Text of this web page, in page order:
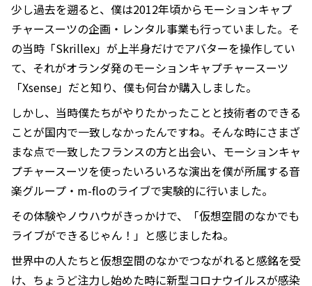
少し過去を遡ると、僕は2012年頃からモーションキャプ
チャースーツの企画・レンタル事業も行っていました。そ
の当時「Skrillex」が上半身だけでアバターを操作してい
て、それがオランダ発のモーションキャプチャースーツ
「Xsense」だと知り、僕も何台か購入しました。
しかし、当時僕たちがやりたかったことと技術者のできる
ことが国内で一致しなかったんですね。そんな時にさまざ
まな点で一致したフランスの方と出会い、モーションキャ
プチャースーツを使ったいろいろな演出を僕が所属する音
楽グループ・m-floのライブで実験的に行いました。
その体験やノウハウがきっかけで、「仮想空間のなかでも
ライブができるじゃん！」と感じましたね。
世界中の人たちと仮想空間のなかでつながれると感銘を受
け、ちょうど注力し始めた時に新型コロナウイルスが感染